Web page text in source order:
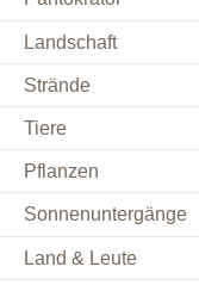
Landschaft
Strände
Tiere
Pflanzen
Sonnenuntergänge
Land & Leute